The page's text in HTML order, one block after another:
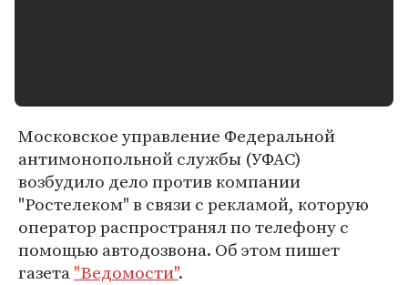
Московское управление Федеральной
антимонопольной службы (УФАС)
возбудило дело против компании
"Ростелеком" в связи с рекламой, которую
оператор распространял по телефону с
помощью автодозвона. Об этом пишет
газета"Ведомости".